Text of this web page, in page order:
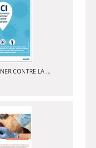
CONTRE LA ...